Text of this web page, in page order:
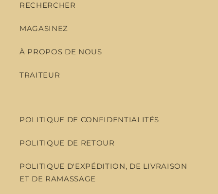
RECHERCHER
MAGASINEZ
À PROPOS DE NOUS
TRAITEUR
POLITIQUE DE CONFIDENTIALITÉS
POLITIQUE DE RETOUR
POLITIQUE D'EXPÉDITION, DE LIVRAISON
ET DE RAMASSAGE